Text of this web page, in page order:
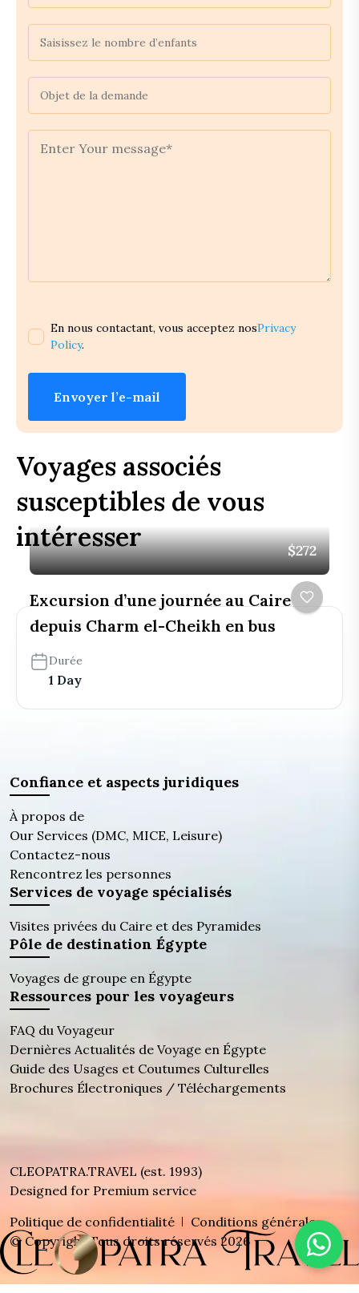
En nous contactant, vous acceptez nosPrivacy
Policy.
Envoyer l’e-mail
Voyages associés
susceptibles de vous
intéresser
$272
Excursion d’une journée au Caire
depuis Charm el-Cheikh en bus
Durée
1 Day
Confiance et aspects juridiques
À propos de
Our Services (DMC, MICE, Leisure)
Contactez-nous
Rencontrez les personnes
Services de voyage spécialisés
Visites privées du Caire et des Pyramides
Pôle de destination Égypte
Voyages de groupe en Égypte
Ressources pour les voyageurs
FAQ du Voyageur
Dernières Actualités de Voyage en Égypte
Guide des Usages et Coutumes Culturelles
Brochures Électroniques / Téléchargements
CLEOPATRA.TRAVEL (est. 1993)
Designed for Premium service
Politique de confidentialité
Conditions générales
© Copyright Tous droits réservés 2026